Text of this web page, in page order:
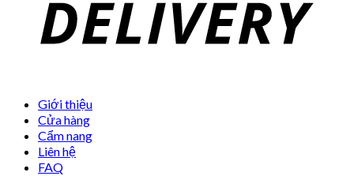
Giới thiệu
Cửa hàng
Cẩm nang
Liên hệ
FAQ